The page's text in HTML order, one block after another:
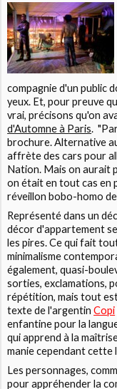
compagnie d'un public
yeux. Et, pour preuve
vrai, précisons qu'on
d'Automne à Paris.
brochure. Alternative
affrète des cars pour
Nation. Mais on aurait
on était en tout cas en
réveillon bobo-homo
Représenté dans un
décor d'appartement
les pires. Ce qui fait
minimalisme
également, quasi-
sorties, exclamations,
répétition, mais tout
texte de l'argentinCopi
enfantine pour la
qui apprend à la
manie cependant cette
Les personnages,
pour appréhender la